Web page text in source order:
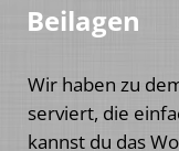
Beilagen
Wir haben zu
serviert, die
kannst du das